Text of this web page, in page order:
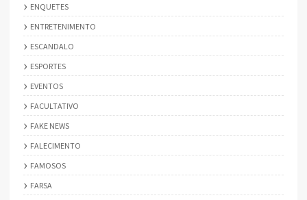
ENQUETES
ENTRETENIMENTO
ESCANDALO
ESPORTES
EVENTOS
FACULTATIVO
FAKE NEWS
FALECIMENTO
FAMOSOS
FARSA